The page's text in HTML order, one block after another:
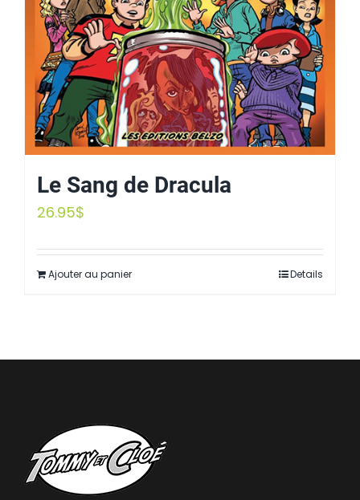
Le Sang de Dracula
26.95$
Ajouter au panier Details